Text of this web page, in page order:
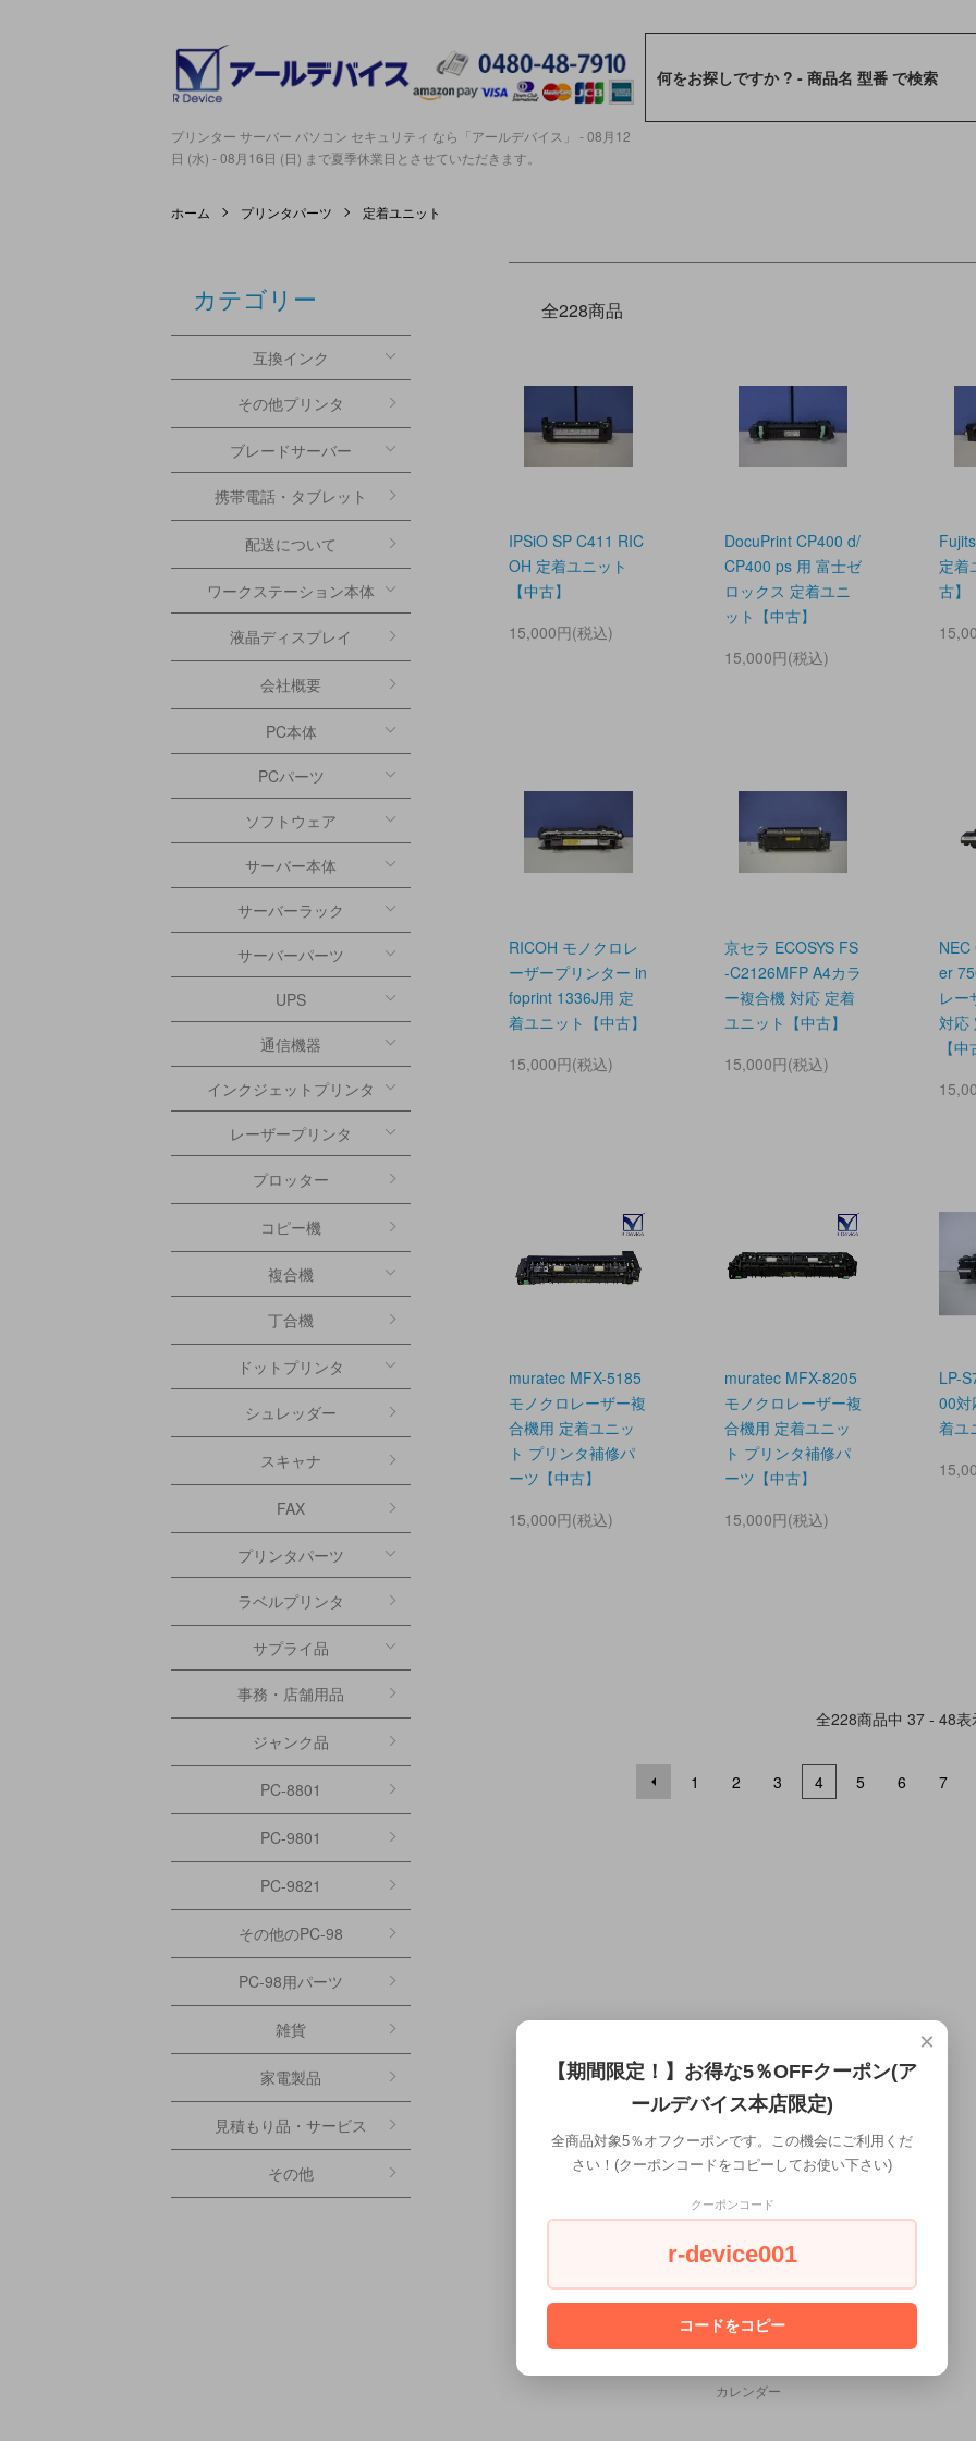
プリンター サーバー パソコン セキュリティ なら「アールデバイス」 - 08月12
日 (水) - 08月16日 (日) まで夏季休業日とさせていただきます。
ホーム プリンタパーツ 定着ユニット
全228商品
IPSiO SP C411 RIC
OH 定着ユニット
【中古】
15,000円(税込)
DocuPrint CP400 d/
CP400 ps 用 富士ゼ
ロックス 定着ユニ
ット【中古】
15,000円(税込)
定着
古】
RICOH モノクロレ
ーザープリンター in
foprint 1336J用 定
着ユニット【中古】
15,000円(税込)
京セラ ECOSYS FS
-C2126MFP A4カラ
ー複合機 対応 定着
ユニット【中古】
15,000円(税込)
er
レー
対応
【中
muratec MFX-5185
モノクロレーザー複
合機用 定着ユニッ
ト プリンタ補修パ
ーツ【中古】
15,000円(税込)
muratec MFX-8205
モノクロレーザー複
合機用 定着ユニッ
ト プリンタ補修パ
ーツ【中古】
15,000円(税込)
LP-
00対
着ユ
全228商品中 37 - 48表
1 2 3 4 5 6 7
カテゴリー
互換インク
その他プリンタ
ブレードサーバー
携帯電話・タブレット
配送について
ワークステーション本体
液晶ディスプレイ
会社概要
PC本体
PCパーツ
ソフトウェア
サーバー本体
サーバーラック
サーバーパーツ
UPS
通信機器
インクジェットプリンタ
レーザープリンタ
プロッター
コピー機
複合機
丁合機
ドットプリンタ
シュレッダー
スキャナ
FAX
プリンタパーツ
ラベルプリンタ
サプライ品
事務・店舗用品
ジャンク品
PC-8801
PC-9801
PC-9821
その他のPC-98
PC-98用パーツ
雑貨
家電製品
見積もり品・サービス
その他
CALENDAR
カレンダー
×
【期間限定！】お得な5％OFFクーポン(ア
ールデバイス本店限定)
全商品対象5％オフクーポンです。この機会にご利用くだ
さい！(クーポンコードをコピーしてお使い下さい)
クーポンコード
r-device001
コードをコピー